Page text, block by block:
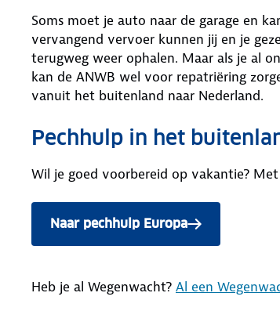
Soms moet je auto naar de garage en
vervangend vervoer kunnen jij en je
terugweg weer ophalen. Maar als je al
kan de ANWB wel voor repatriëring
vanuit het buitenland naar Nederland.
Pechhulp in het
Wil je goed voorbereid op vakantie?
Naar pechhulp Europa
Heb je al Wegenwacht? Al een